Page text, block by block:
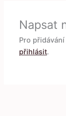
Napsat
Pro
přihlásit.